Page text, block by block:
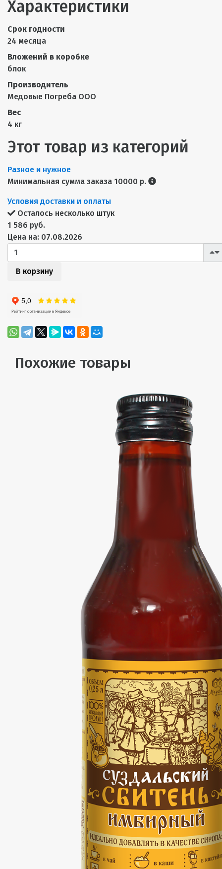
Характеристики
Срок годности
24 месяца
Вложений в коробке
блок
Производитель
Медовые Погреба ООО
Вес
4 кг
Этот товар из категорий
Разное и нужное
Минимальная сумма заказа 10000 р.
Условия доставки и оплаты
Осталось несколько штук
1 586 руб.
Цена на: 07.08.2026
В корзину
Похожие товары